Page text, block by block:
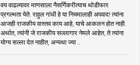
वय वाढल्यावर माणसाला नैसर्गिकरीत्याच थोडीफार
प्रगल्भता येते. राहुल गांधी हे या नियमालाही अपवाद! त्यांना
आजही राजकीय वास्तव काय आहे, याचे आकलन होत नाही.
अर्थात, त्यांनी जे राजकीय सल्लागार नेमले आहेत, ते त्यांना
योग्य सल्ला देत नाहीत, अन्यथा ज्या ..